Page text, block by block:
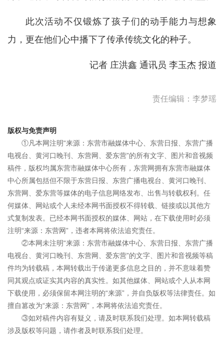
此次活动不仅锻炼了孩子们的动手能力与想象
力，更在他们心中播下了传承传统文化的种子。
记者 庄洪鑫 通讯员 李玉杰 报道
责任编辑：李梦瑶
版权与免责声明
①凡本网注明“来源：东营市融媒体中心、东营日报、东营广播
电视台、黄河口晚刊、东营网、爱东营”的所有文字、图片和音视频
稿件，版权均属东营市融媒体中心所有，东营网拥有东营市融媒体
中心所属包括但不限于东营日报、东营广播电视台、黄河口晚刊、
东营网、爱东营等媒体的电子信息网络发布、出售与转载权利。任
何媒体、网站或个人未经本网书面授权不得转载、链接或以其他方
式复制发表。已经本网书面授权的媒体、网站，在下载使用时必须
注明“来源：东营网”，违者本网将依法追究责任。
②本网未注明“来源：东营市融媒体中心、东营日报、东营广播
电视台、黄河口晚刊、东营网、爱东营”的文字、图片和音视频等稿
件均为转载稿，本网转载出于传递更多信息之目的，并不意味着赞
同其观点或证实其内容的真实性。如其他媒体、网站或个人从本网
下载使用，必须保留本网注明的“来源”，并自负版权等法律责任。如
擅自篡改为“来源：东营网”，本网将依法追究责任。
③如对稿件内容有疑义，请及时联系我们处理。如本网转载稿
涉及版权等问题，请作者及时联系我们处理。